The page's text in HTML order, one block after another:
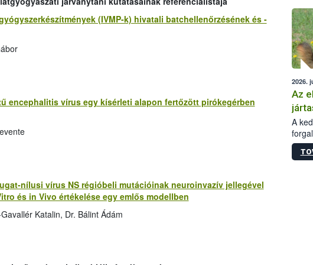
(IVMP-k) hivatali batchellenőrzésének és -
encephalitis vírus egy kísérleti alapon fertőzött pirókegérben
nílusi vírus NS régióbeli mutációinak neuroinvazív jellegével
és in Vivo értékelése egy emlős modellben
Katalin, Dr. Bálint Ádám
2026.
Az
A